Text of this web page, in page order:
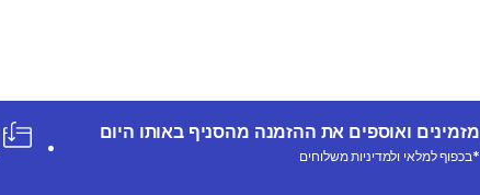
מזמינים ואוספים את ההזמנה מהסניף באותו היום
*בכפוף למלאי ולמדיניות משלוחים